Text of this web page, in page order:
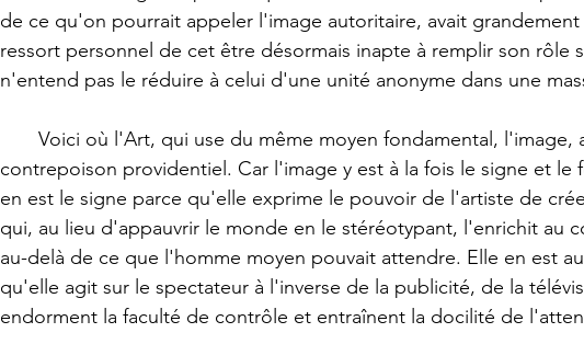
de ce qu'on pourrait appeler l'image autoritaire, avait grandement
ressort personnel de cet être désormais inapte à remplir son rôle
n'entend pas le réduire à celui d'une unité anonyme dans une
contrepoison providentiel. Car l'image y est à la fois le signe et le
en est le signe parce qu'elle exprime le pouvoir de l'artiste de
qui, au lieu d'appauvrir le monde en le stéréotypant, l'enrichit au
au-delà de ce que l'homme moyen pouvait attendre. Elle en est
qu'elle agit sur le spectateur à l'inverse de la publicité, de la
endorment la faculté de contrôle et entraînent la docilité de